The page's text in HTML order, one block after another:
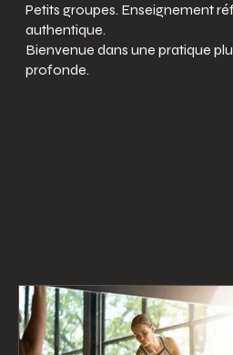
Petits groupes. Enseignement
authentique.
Bienvenue dans une pratique
profonde.